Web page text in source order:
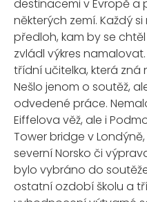
destinacemi v Evropě a
některých zemí. Každý
předloh, kam by se
zvládl výkres
třídní učitelka, která zná
Nešlo jenom o soutěž,
odvedené práce.
Eiffelova věž, ale i
Tower bridge v
severní Norsko či
bylo vybráno do
ostatní ozdobí školu a